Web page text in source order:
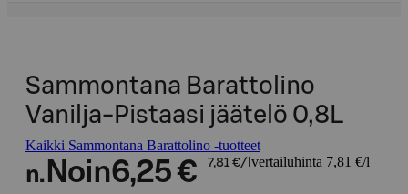
Sammontana Barattolino
Vanilja-Pistaasi jäätelö 0,8L
Kaikki Sammontana Barattolino -tuotteet
n. Noin6,25 € 7,81 €/l vertailuhinta 7,81 €/l